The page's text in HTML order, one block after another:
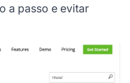
a passo e evitar